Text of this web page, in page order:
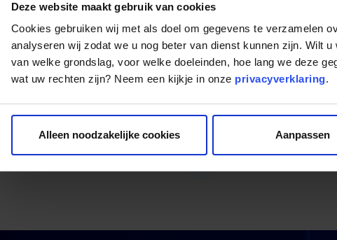
Deze website maakt gebruik van cookies
Cookies gebruiken wij met als doel om gegevens te verzamelen
analyseren wij zodat we u nog beter van dienst kunnen zijn. Wilt
van welke grondslag, voor welke doeleinden, hoe lang we deze
wat uw rechten zijn? Neem een kijkje in onze privacyverklaring.
Alleen noodzakelijke cookies Aanpassen
Lees verder
Vorige slide